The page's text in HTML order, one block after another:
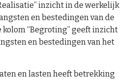
inzicht in de werkelijk
en bestedingen vande
kolom “Begroting” geeft inzicht
en bestedingen van het
en lasten heeft betrekking